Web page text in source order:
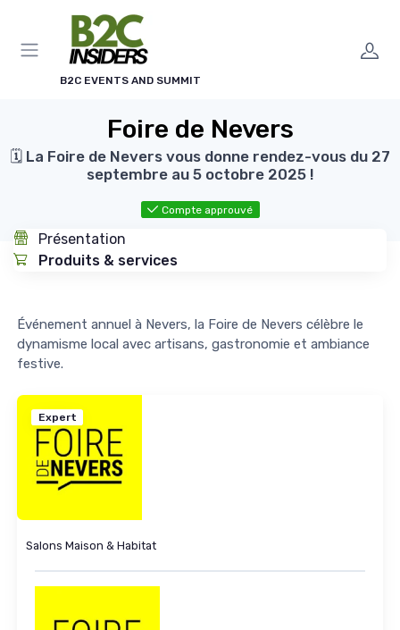
B2C EVENTS AND SUMMIT
Foire de Nevers
🗓️ La Foire de Nevers vous donne rendez-vous du 27
septembre au 5 octobre 2025 !
Compte approuvé
Présentation
Produits & services
Événement annuel à Nevers, la Foire de Nevers célèbre le
dynamisme local avec artisans, gastronomie et ambiance
festive.
Expert
Salons Maison & Habitat
Panneau de gestion des cookies